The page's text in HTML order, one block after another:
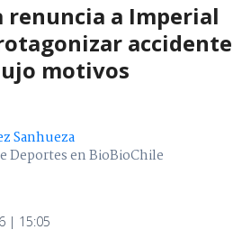
renuncia a Imperial
accidente
motivos
Sanhueza
Deportes en BioBioChile
| 15:05